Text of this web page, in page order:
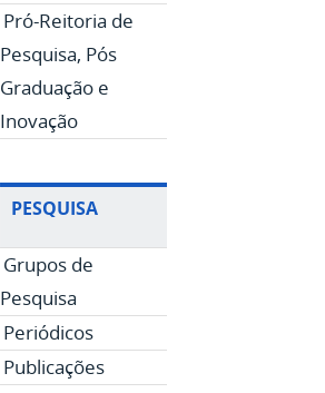
Pró-Reitoria de
Pesquisa, Pós
Graduação e
Inovação
PESQUISA
Grupos de
Pesquisa
Periódicos
Publicações